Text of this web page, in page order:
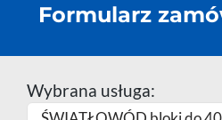
Formularz
Wybrana usługa: